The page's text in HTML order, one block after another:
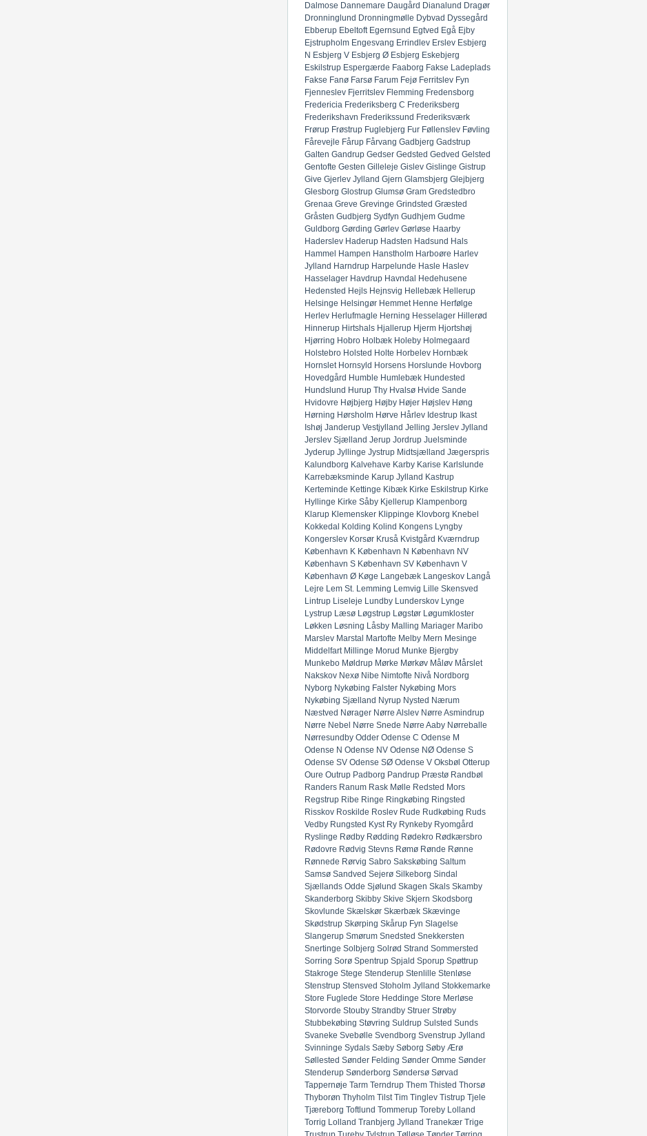
Dalmose Dannemare Daugård Dianalund Dragør
Dronninglund Dronningmølle Dybvad Dyssegård
Ebberup Ebeltoft Egernsund Egtved Egå Ejby
Ejstrupholm Engesvang Errindlev Erslev Esbjerg
N Esbjerg V Esbjerg Ø Esbjerg Eskebjerg
Eskilstrup Espergærde Faaborg Fakse Ladeplads
Fakse Fanø Farsø Farum Fejø Ferritslev Fyn
Fjenneslev Fjerritslev Flemming Fredensborg
Fredericia Frederiksberg C Frederiksberg
Frederikshavn Frederikssund Frederiksværk
Frørup Frøstrup Fuglebjerg Fur Føllenslev Føvling
Fårevejle Fårup Fårvang Gadbjerg Gadstrup
Galten Gandrup Gedser Gedsted Gedved Gelsted
Gentofte Gesten Gilleleje Gislev Gislinge Gistrup
Give Gjerlev Jylland Gjern Glamsbjerg Glejbjerg
Glesborg Glostrup Glumsø Gram Gredstedbro
Grenaa Greve Grevinge Grindsted Græsted
Gråsten Gudbjerg Sydfyn Gudhjem Gudme
Guldborg Gørding Gørlev Gørløse Haarby
Haderslev Haderup Hadsten Hadsund Hals
Hammel
Hampen Hanstholm Harboøre Harlev
Jylland Harndrup Harpelunde Hasle Haslev
Hasselager Havdrup Havndal Hedehusene
Hedensted Hejls Hejnsvig Hellebæk Hellerup
Helsinge Helsingør Hemmet Henne Herfølge
Herlev Herlufmagle Herning Hesselager Hillerød
Hinnerup Hirtshals Hjallerup Hjerm Hjortshøj
Hjørring Hobro Holbæk Holeby Holmegaard
Holstebro Holsted Holte Horbelev Hornbæk
Hornslet Hornsyld Horsens Horslunde Hovborg
Hovedgård Humble Humlebæk Hundested
Hundslund Hurup Thy Hvalsø Hvide Sande
Hvidovre Højbjerg Højby Højer Højslev Høng
Hørning Hørsholm Hørve Hårlev Idestrup Ikast
Ishøj Janderup Vestjylland Jelling Jerslev Jylland
Jerslev Sjælland Jerup Jordrup Juelsminde
Jyderup Jyllinge Jystrup Midtsjælland Jægerspris
Kalundborg Kalvehave Karby Karise Karlslunde
Karrebæksminde Karup Jylland Kastrup
Kerteminde Kettinge Kibæk Kirke Eskilstrup Kirke
Hyllinge Kirke Såby Kjellerup Klampenborg
Klarup Klemensker Klippinge Klovborg Knebel
Kokkedal Kolding Kolind Kongens Lyngby
Kongerslev Korsør Kruså Kvistgård Kværndrup
København K København N København NV
København S København SV København V
København Ø Køge Langebæk Langeskov Langå
Lejre Lem St. Lemming Lemvig Lille Skensved
Lintrup Liseleje Lundby Lunderskov Lynge
Lystrup Læsø Løgstrup Løgstør Løgumkloster
Løkken Løsning Låsby Malling Mariager Maribo
Marslev Marstal Martofte Melby Mern Mesinge
Middelfart Millinge Morud Munke Bjergby
Munkebo Møldrup Mørke Mørkøv Måløv Mårslet
Nakskov Nexø Nibe Nimtofte Nivå Nordborg
Nyborg Nykøbing Falster Nykøbing Mors
Nykøbing Sjælland Nyrup Nysted Nærum
Næstved Nørager Nørre Alslev Nørre Asmindrup
Nørre Nebel
Nørre Snede Nørre Aaby Nørreballe
Nørresundby Odder Odense C Odense M
Odense N Odense NV Odense NØ Odense S
Odense SV Odense SØ Odense V Oksbøl Otterup
Oure Outrup Padborg Pandrup Præstø Randbøl
Randers Ranum Rask Mølle Redsted Mors
Regstrup Ribe Ringe Ringkøbing Ringsted
Risskov Roskilde Roslev Rude Rudkøbing Ruds
Vedby Rungsted Kyst Ry Rynkeby Ryomgård
Ryslinge Rødby Rødding Rødekro Rødkærsbro
Rødovre Rødvig Stevns Rømø Rønde Rønne
Rønnede Rørvig Sabro Sakskøbing Saltum
Samsø Sandved Sejerø Silkeborg Sindal
Sjællands Odde Sjølund Skagen Skals Skamby
Skanderborg Skibby Skive Skjern Skodsborg
Skovlunde Skælskør Skærbæk Skævinge
Skødstrup Skørping Skårup Fyn Slagelse
Slangerup Smørum Snedsted Snekkersten
Snertinge Solbjerg Solrød Strand Sommersted
Sorring Sorø Spentrup Spjald Sporup Spøttrup
Stakroge Stege Stenderup Stenlille Stenløse
Stenstrup Stensved Stoholm Jylland Stokkemarke
Store Fuglede Store Heddinge Store Merløse
Storvorde Stouby Strandby Struer Strøby
Stubbekøbing Støvring Suldrup Sulsted Sunds
Svaneke Svebølle Svendborg Svenstrup Jylland
Svinninge Sydals Sæby Søborg Søby Ærø
Søllested Sønder Felding Sønder Omme Sønder
Stenderup Sønderborg Søndersø Sørvad
Tappernøje Tarm Terndrup Them Thisted Thorsø
Thyborøn Thyholm Tilst Tim Tinglev Tistrup Tjele
Tjæreborg Toftlund Tommerup Toreby Lolland
Torrig Lolland Tranbjerg Jylland Tranekær Trige